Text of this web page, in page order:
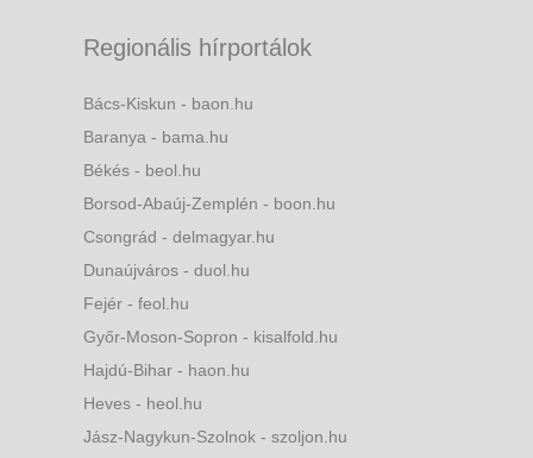
Regionális hírportálok
Bács-Kiskun - baon.hu
Baranya - bama.hu
Békés - beol.hu
Borsod-Abaúj-Zemplén - boon.hu
Csongrád - delmagyar.hu
Dunaújváros - duol.hu
Fejér - feol.hu
Győr-Moson-Sopron - kisalfold.hu
Hajdú-Bihar - haon.hu
Heves - heol.hu
Jász-Nagykun-Szolnok - szoljon.hu